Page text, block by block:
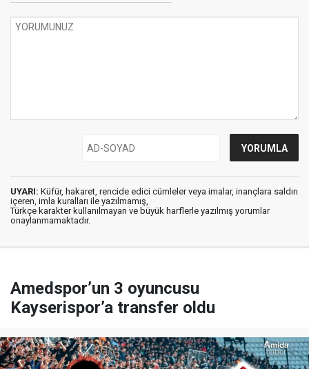
UYARI: Küfür, hakaret, rencide edici cümleler veya imalar, inançlara saldırı
içeren, imla kuralları ile yazılmamış,
Türkçe karakter kullanılmayan ve büyük harflerle yazılmış yorumlar
onaylanmamaktadır.
Amedspor’un 3 oyuncusu
Kayserispor’a transfer oldu